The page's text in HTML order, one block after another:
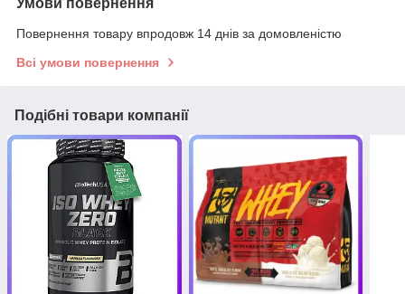
Умови повернення
Повернення товару впродовж 14 днів за домовленістю
Всі умови повернення
Подібні товари компанії